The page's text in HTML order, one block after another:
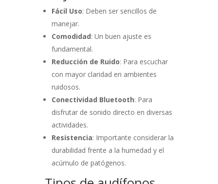
Fácil Uso: Deben ser sencillos de
manejar.
Comodidad: Un buen ajuste es
fundamental.
Reducción de Ruido: Para escuchar
con mayor claridad en ambientes
ruidosos.
Conectividad Bluetooth: Para
disfrutar de sonido directo en diversas
actividades.
Resistencia: Importante considerar la
durabilidad frente a la humedad y el
acúmulo de patógenos.